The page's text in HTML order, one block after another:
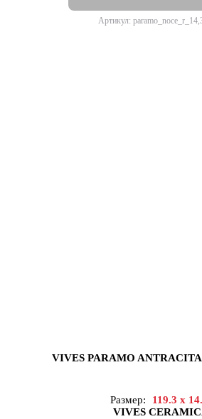
Артикул:
VIVES PARAMO ANTRACITA
Размер:
119.3 x
VIVES